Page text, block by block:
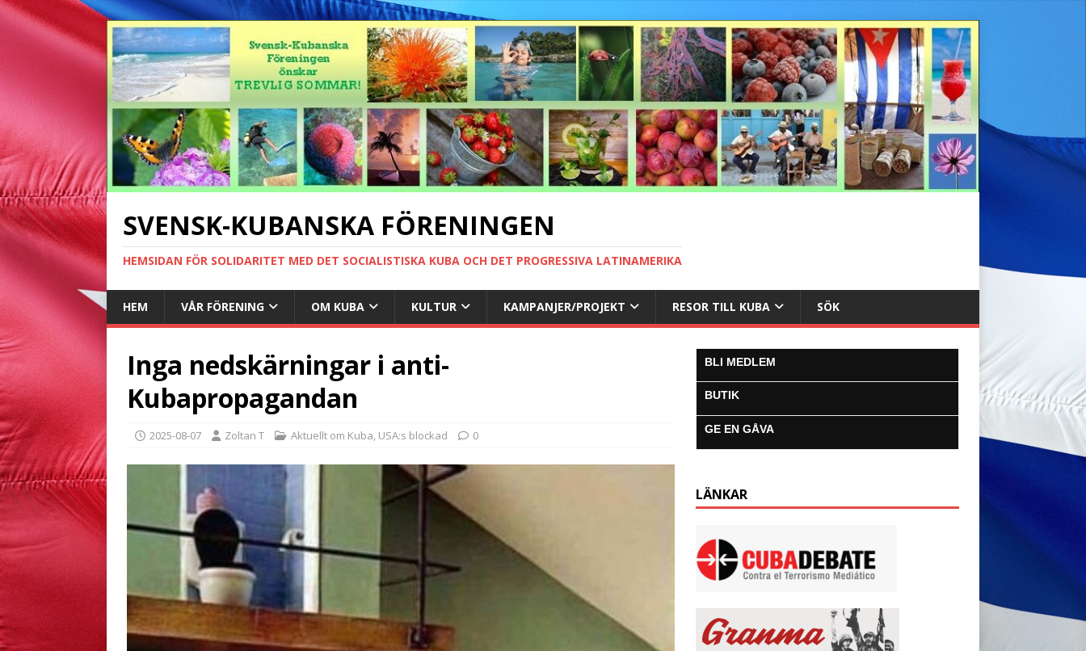
SVENSK-KUBANSKA FÖRENINGEN
HEMSIDAN FÖR SOLIDARITET MED DET SOCIALISTISKA KUBA OCH DET PROGRESSIVA LATINAMERIKA
HEM VÅR FÖRENING OM KUBA KULTUR KAMPANJER/PROJEKT RESOR TILL KUBA SÖK
Inga nedskärningar i anti-
Kubapropagandan
2025-08-07 Zoltan T Aktuellt om Kuba, USA:s blockad 0
BLI MEDLEM
BUTIK
GE EN GÅVA
LÄNKAR